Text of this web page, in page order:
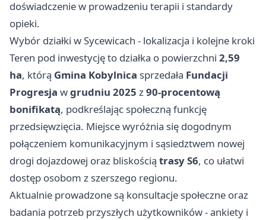
doświadczenie w prowadzeniu terapii i standardy
opieki.
Wybór działki w Sycewicach - lokalizacja i kolejne kroki
Teren pod inwestycję to działka o powierzchni 2,59
ha, którą Gmina Kobylnica sprzedała Fundacji
Progresja wgrudniu 2025 z90-procentową
bonifikatą, podkreślając społeczną funkcję
przedsięwzięcia. Miejsce wyróżnia się dogodnym
połączeniem komunikacyjnym i sąsiedztwem nowej
drogi dojazdowej oraz bliskością trasy S6, co ułatwi
dostęp osobom z szerszego regionu.
Aktualnie prowadzone są konsultacje społeczne oraz
badania potrzeb przyszłych użytkowników - ankiety i